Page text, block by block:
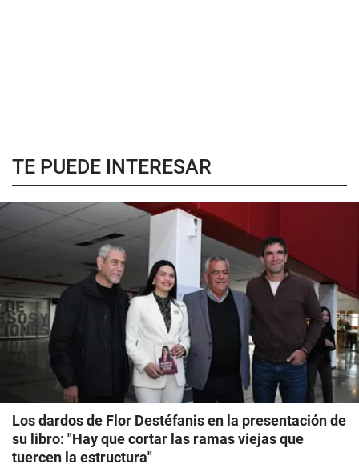
TE PUEDE INTERESAR
Los dardos de Flor Destéfanis en la presentación de
su libro: "Hay que cortar las ramas viejas que
tuercen la estructura"